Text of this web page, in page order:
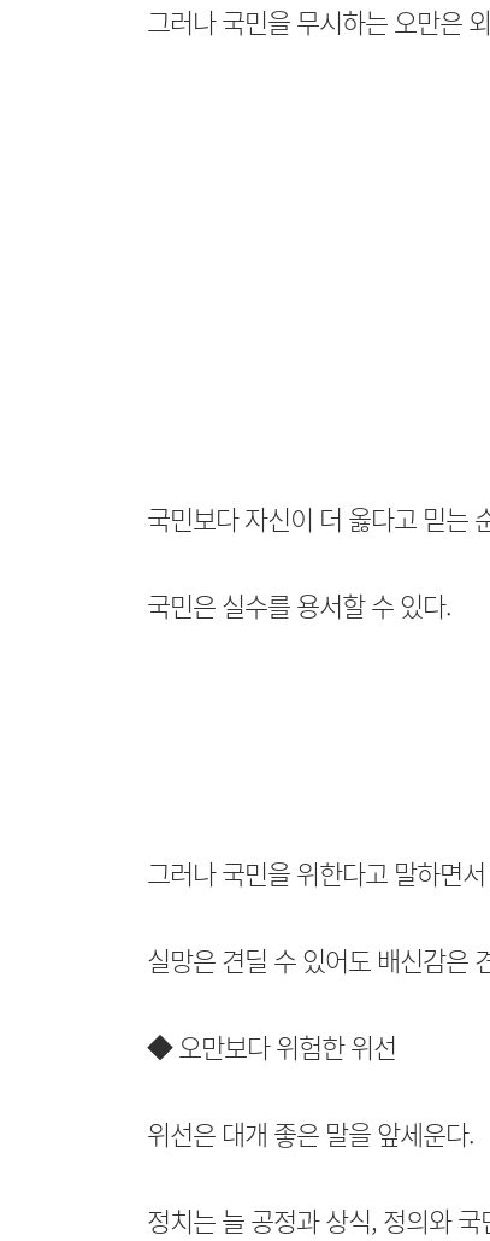
그러나 국민을 무시하는 오만은
국민보다 자신이 더 옳다고 믿는
국민은 실수를 용서할 수 있다.
그러나 국민을 위한다고 말하면
실망은 견딜 수 있어도 배신감은
◆ 오만보다 위험한 위선
위선은 대개 좋은 말을 앞세운다.
정치는 늘 공정과 상식, 정의와 국